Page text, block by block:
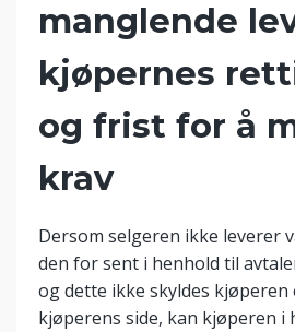
manglende
kjøpernes
og frist for å
krav
Dersom selgeren ikke leverer
den for sent i henhold til
og dette ikke skyldes
kjøperens side, kan kjøperen i